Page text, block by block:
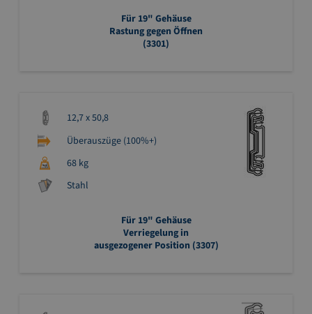
Für 19" Gehäuse
Rastung gegen Öffnen
(3301)
12,7 x 50,8
Überauszüge (100%+)
68 kg
Stahl
Für 19" Gehäuse
Verriegelung in
ausgezogener Position (3307)